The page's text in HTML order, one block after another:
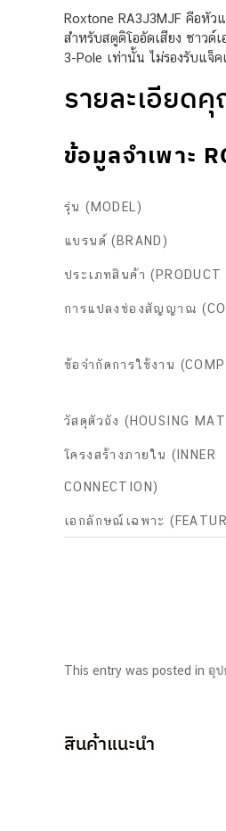
Roxtone RA3J3MJF คือหั
สำหรับสตูดิโออัดเสียง ซาวด์
3-Pole เท่านั้น ไม่รองรับแจ็
รายละเอียด
ข้อมูลจำเพาะ
รุ่น (MODEL)
แบรนด์ (BRAND)
ประเภทสินค้า (PRODUCT
การแปลงช่องสัญญาณ
ข้อจำกัดการใช้งาน
วัสดุตัวถัง (HOUSING
โครงสร้างภายใน (INNER
CONNECTION)
เอกลักษณ์เฉพาะ
This entry was posted in อุป
สินค้าแนะนำ